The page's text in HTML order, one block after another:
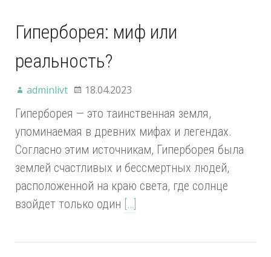
Гиперборея: миф или
реальность?
adminlivt 18.04.2023
Гиперборея — это таинственная земля,
упоминаемая в древних мифах и легендах.
Согласно этим источникам, Гиперборея была
землей счастливых и бессмертных людей,
расположенной на краю света, где солнце
взойдет только один […]